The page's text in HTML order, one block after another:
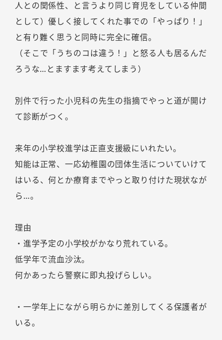
人との関係性、と言うより同じ育児をしている仲間
として）優しく接してくれた事での「やっぱり！」
と有り難く思うと同時に完全に確信。
（そこで「うちのコは違う！」と怒る人も居るんだ
ろうな…とますます考えてしまう）
別件で行った小児科の先生の指摘でやっと道が開け
て診断がつく。
来年の小学校進学は正直支援級にいれたい。
知能は正常、一応幼稚園の団体生活についていけて
はいる、何とか療育までやっと取り付けた現状なが
ら…。
理由
・進学予定の小学校がかなり荒れている。
低学年で流血沙汰。
何かあったら警察に即丸投げらしい。
・一学年上にながら明らかに差別してくる保護者が
いる。